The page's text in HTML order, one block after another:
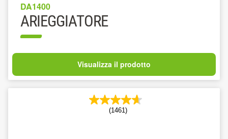
DA1400
ARIEGGIATORE
Visualizza il prodotto
(1461)